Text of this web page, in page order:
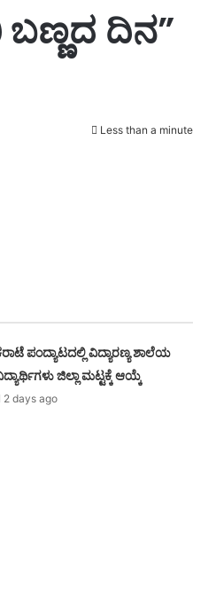
ದಿನ”
Less than a minute
ಪಂದ್ಯಾಟದಲ್ಲಿ ವಿದ್ಯಾರಣ್ಯ ಶಾಲೆಯ
ಜಿಲ್ಲಾ ಮಟ್ಟಕ್ಕೆ ಆಯ್ಕೆ
2 days ago